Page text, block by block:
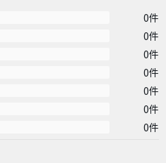
0件
0件
0件
0件
0件
0件
0件